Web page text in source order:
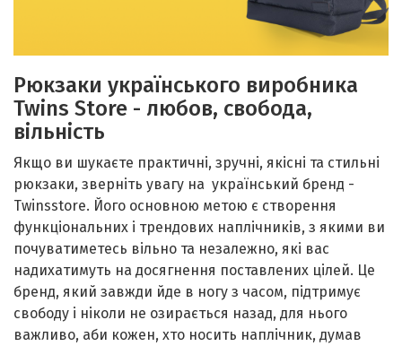
Рюкзаки українського виробника
Twins Store - любов, свобода,
вільність
Якщо ви шукаєте практичні, зручні, якісні та стильні
рюкзаки, зверніть увагу на український бренд -
Twinsstore. Його основною метою є створення
функціональних і трендових наплічників, з якими ви
почуватиметесь вільно та незалежно, які вас
надихатимуть на досягнення поставлених цілей. Це
бренд, який завжди йде в ногу з часом, підтримує
свободу і ніколи не озирається назад, для нього
важливо, аби кожен, хто носить наплічник, думав